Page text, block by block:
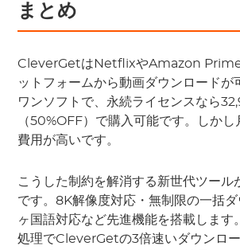
まとめ
CleverGetはNetflixやAmazon Prime
ットフォームから動画ダウンロードが
ワンソフトで、永続ライセンスなら
（50%OFF）で購入可能です。しか
費用が高いです。
こうした制約を解消する新世代ツール
です。8K解像度対応・無制限の一括
ヶ国語対応など先進機能を搭載します
処理でCleverGetの3倍速いダウンロ